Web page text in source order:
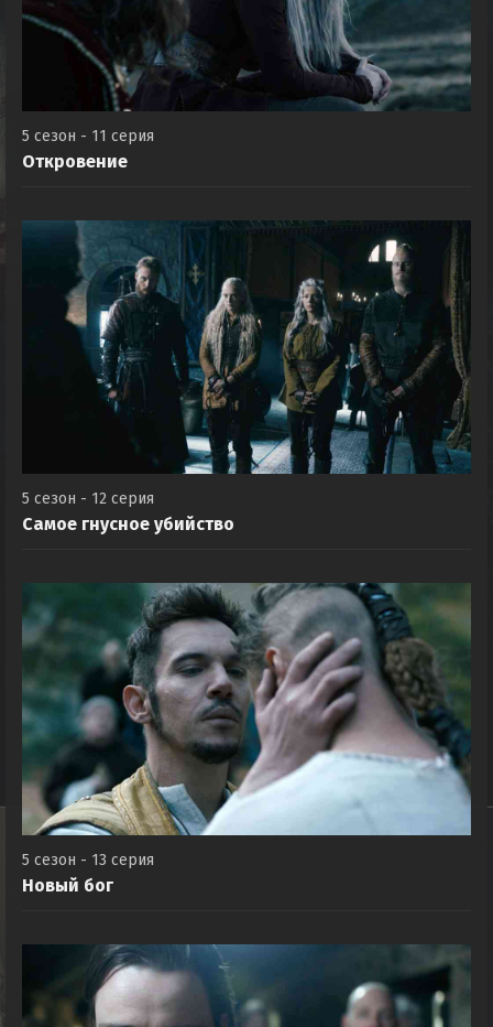
5 сезон - 11 серия
Откровение
5 сезон - 12 серия
Самое гнусное убийство
5 сезон - 13 серия
Новый бог